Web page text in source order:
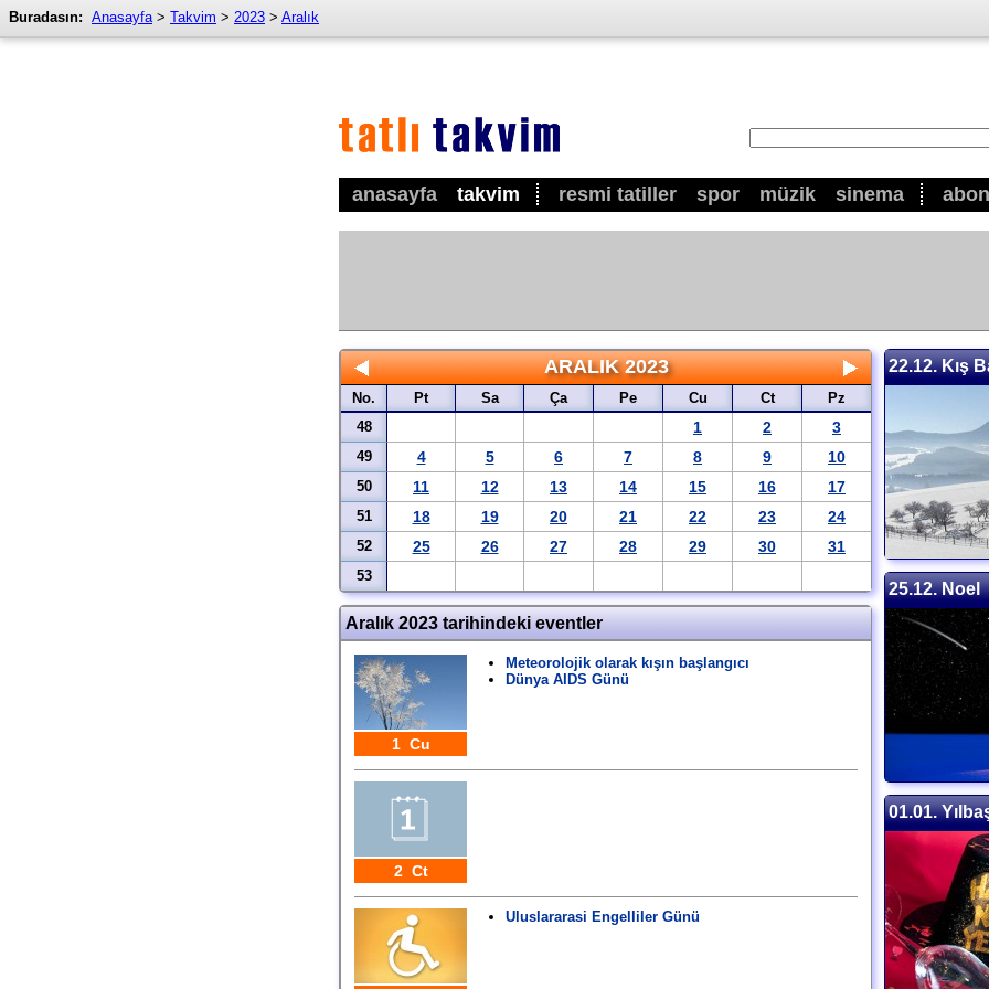
anasayfa takvim resmi tatiller spor müzik sinema
Buradasın: Anasayfa> Takvim > 2023 > Aralık
ARALIK 2023
No. Pt Sa Ça Pe Cu Ct
Pz
48
1 2 3
49 4 5 6 7 8 9 10
50 11 12 13 14 15 16 17
51 18 19 20 21 22 23 24
52 25 26 27 28 29 30 31
53
Aralık 2023 tarihindeki eventler
1 Cu
Meteorolojik olarak kışın başlangıcı
Dünya AIDS Günü
2 Ct
Uluslararasi Engelliler Günü
22.12. Kış
25.12. Noel
01.01.